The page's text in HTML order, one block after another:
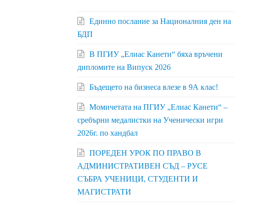
Единно послание за Националния ден на
БДП
В ПГИУ „Елиас Канети“ бяха връчени
дипломите на Випуск 2026
Бъдещето на бизнеса влезе в 9А клас!
Момичетата на ПГИУ „Елиас Канети“ –
сребърни медалистки на Ученически игри
2026г. по хандбал
ПОРЕДЕН УРОК ПО ПРАВО В
АДМИНИСТРАТИВЕН СЪД – РУСЕ
СЪБРА УЧЕНИЦИ, СТУДЕНТИ И
МАГИСТРАТИ